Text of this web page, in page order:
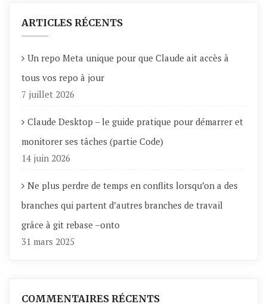
ARTICLES RÉCENTS
Un repo Meta unique pour que Claude ait accès à
tous vos repo à jour
7 juillet 2026
Claude Desktop – le guide pratique pour démarrer et
monitorer ses tâches (partie Code)
14 juin 2026
Ne plus perdre de temps en conflits lorsqu’on a des
branches qui partent d’autres branches de travail
grâce à git rebase –onto
31 mars 2025
COMMENTAIRES RÉCENTS